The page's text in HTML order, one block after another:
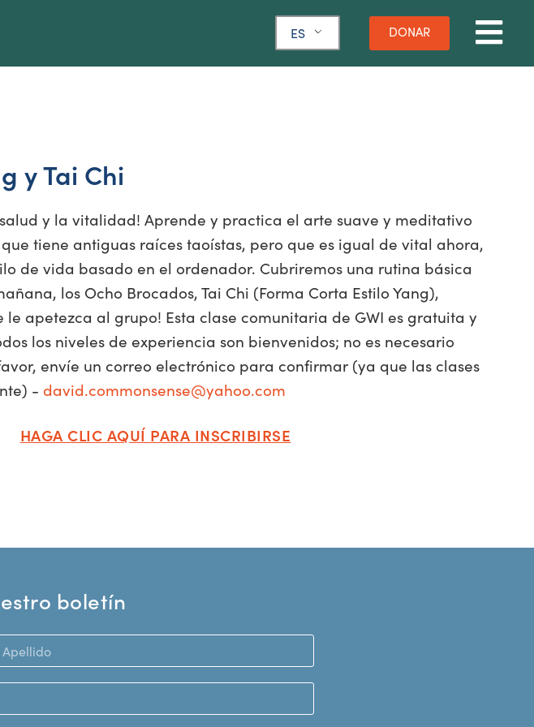
ES DONAR
y Tai Chi
y la vitalidad! Aprende y practica el arte suave y meditativo
tiene antiguas raíces taoístas, pero que es igual de vital ahora,
de vida basado en el ordenador. Cubriremos una rutina básica
los Ocho Brocados, Tai Chi (Forma Corta Estilo Yang),
le apetezca al grupo! Esta clase comunitaria de GWI es gratuita y
los niveles de experiencia son bienvenidos; no es necesario
envíe un correo electrónico para confirmar (ya que las clases
-david.commonsense@yahoo.com
HAGA CLIC AQUÍ PARA INSCRIBIRSE
boletín